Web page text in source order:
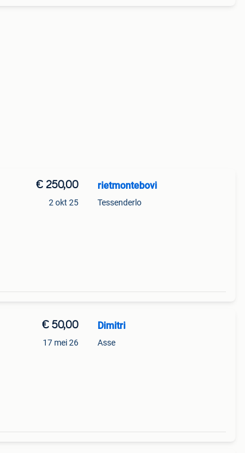
€ 250,00
2 okt 25
rietmontebovi
Tessenderlo
€ 50,00
17 mei 26
Dimitri
Asse